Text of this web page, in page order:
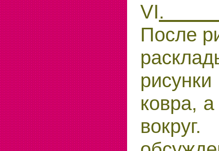
VI
После
ковра,